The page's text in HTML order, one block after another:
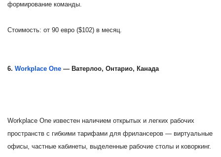
формирование команды.
Стоимость: от 90 евро ($102) в месяц.
6. Workplace One — Ватерлоо, Онтарио, Канада
Workplace One известен наличием открытых и легких рабочих
пространств с гибкими тарифами для фрилансеров — виртуальные
офисы, частные кабинеты, выделенные рабочие столы и коворкинг.